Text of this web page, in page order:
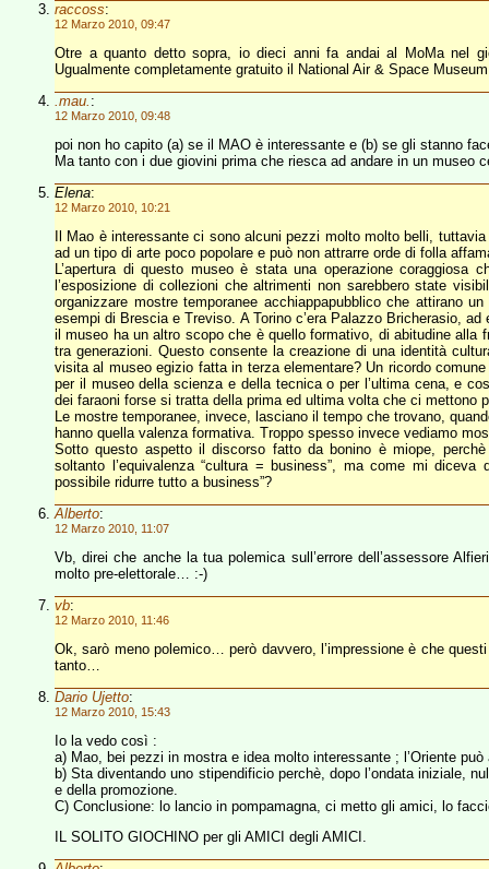
raccoss:
12 Marzo 2010, 09:47
Otre a quanto detto sopra, io dieci anni fa andai al MoMa nel
Ugualmente completamente gratuito il National Air & Space
.mau. :
12 Marzo 2010, 09:48
poi non ho capito (a) se il MAO è interessante e (b) se gli stanno
Ma tanto con i due giovini prima che riesca ad andare in un museo
Elena:
12 Marzo 2010, 10:21
Il Mao è interessante ci sono alcuni pezzi molto molto belli,
ad un tipo di arte poco popolare e può non attrarre orde di folla
L’apertura di questo museo è stata una operazione
l’esposizione di collezioni che altrimenti non sarebbero state
organizzare mostre temporanee acchiappapubblico che attirano
esempi di Brescia e Treviso. A Torino c’era Palazzo Bricherasio,
il museo ha un altro scopo che è quello formativo, di abitudine
tra generazioni. Questo consente la creazione di una identità
visita al museo egizio fatta in terza elementare? Un ricordo
per il museo della scienza e della tecnica o per l’ultima cena, e
dei faraoni forse si tratta della prima ed ultima volta che ci mettono
Le mostre temporanee, invece, lasciano il tempo che trovano,
hanno quella valenza formativa. Troppo spesso invece vediamo
Sotto questo aspetto il discorso fatto da bonino è miope,
soltanto l’equivalenza “cultura = business”, ma come mi
possibile ridurre tutto a business”?
Alberto:
12 Marzo 2010, 11:07
Vb, direi che anche la tua polemica sull’errore dell’assessore
molto pre-elettorale… :-)
vb:
12 Marzo 2010, 11:46
Ok, sarò meno polemico… però davvero, l’impressione è che
tanto…
Dario Ujetto:
12 Marzo 2010, 15:43
Io la vedo così :
a) Mao, bei pezzi in mostra e idea molto interessante ; l’Oriente
b) Sta diventando uno stipendificio perchè, dopo l’ondata iniziale,
e della promozione.
C) Conclusione: lo lancio in pompamagna, ci metto gli amici, lo
IL SOLITO GIOCHINO per gli AMICI degli AMICI.